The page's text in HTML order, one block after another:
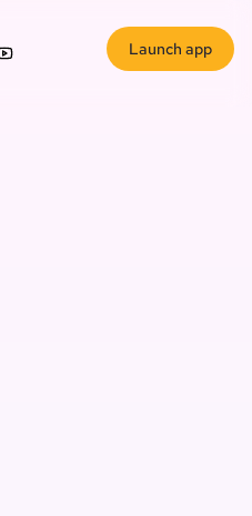
YouTube X (Twitter)
Launch app